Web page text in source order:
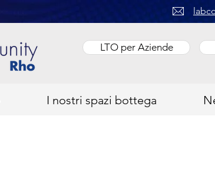
LTO per Aziende
I nostri spazi bottega